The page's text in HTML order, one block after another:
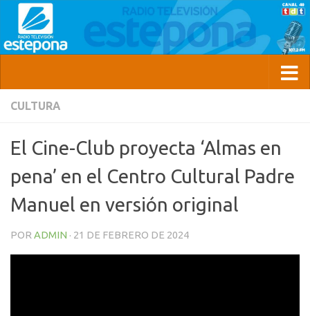
CULTURA
El Cine-Club proyecta ‘Almas en
pena’ en el Centro Cultural Padre
Manuel en versión original
POR ADMIN · 21 DE FEBRERO DE 2024